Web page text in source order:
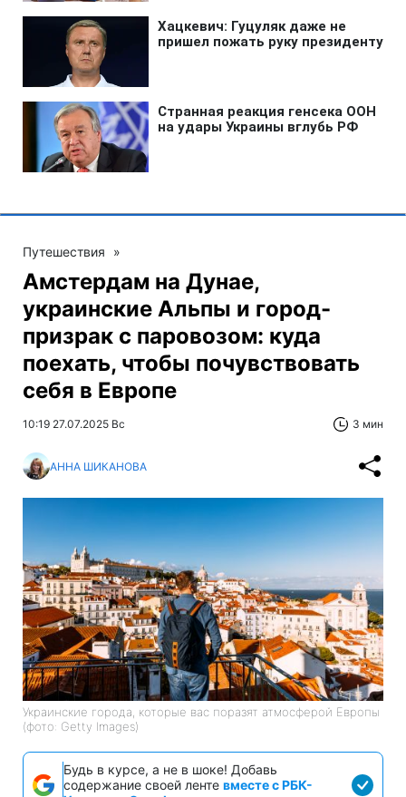
Путешествия »
Амстердам на Дунае,
украинские Альпы и город-
призрак с паровозом: куда
поехать, чтобы почувствовать
себя в Европе
10:19 27.07.2025 Вс 3 мин
АННА ШИКАНОВА
Украинские города, которые вас поразят атмосферой Европы
(фото: Getty Images)
Будь в курсе, а не в шоке! Добавь
содержание своей ленте вместе с РБК-